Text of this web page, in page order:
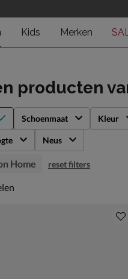
Kids Merken
producten
Schoenmaat Kleur
Neus
Home reset filters